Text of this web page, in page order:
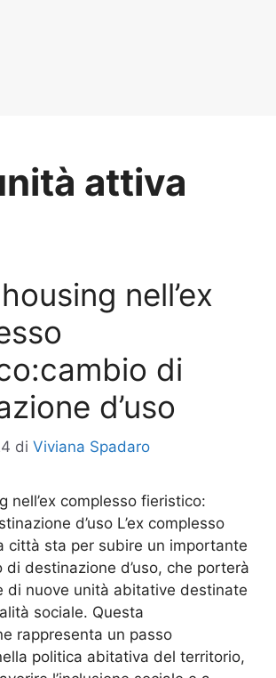
attiva
nell’ex
di
d’uso
di Viviana Spadaro
nell’ex complesso fieristico:
d’uso L’ex complesso
città sta per subire un importante
di destinazione d’uso, che porterà
di nuove unità abitative destinate
sociale. Questa
rappresenta un passo
politica abitativa del territorio,